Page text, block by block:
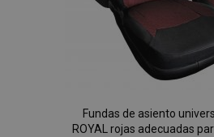
Fundas de asiento
ROYAL rojas adecuadas